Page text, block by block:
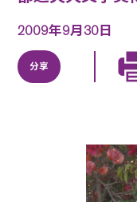
2009年9月30日
分享